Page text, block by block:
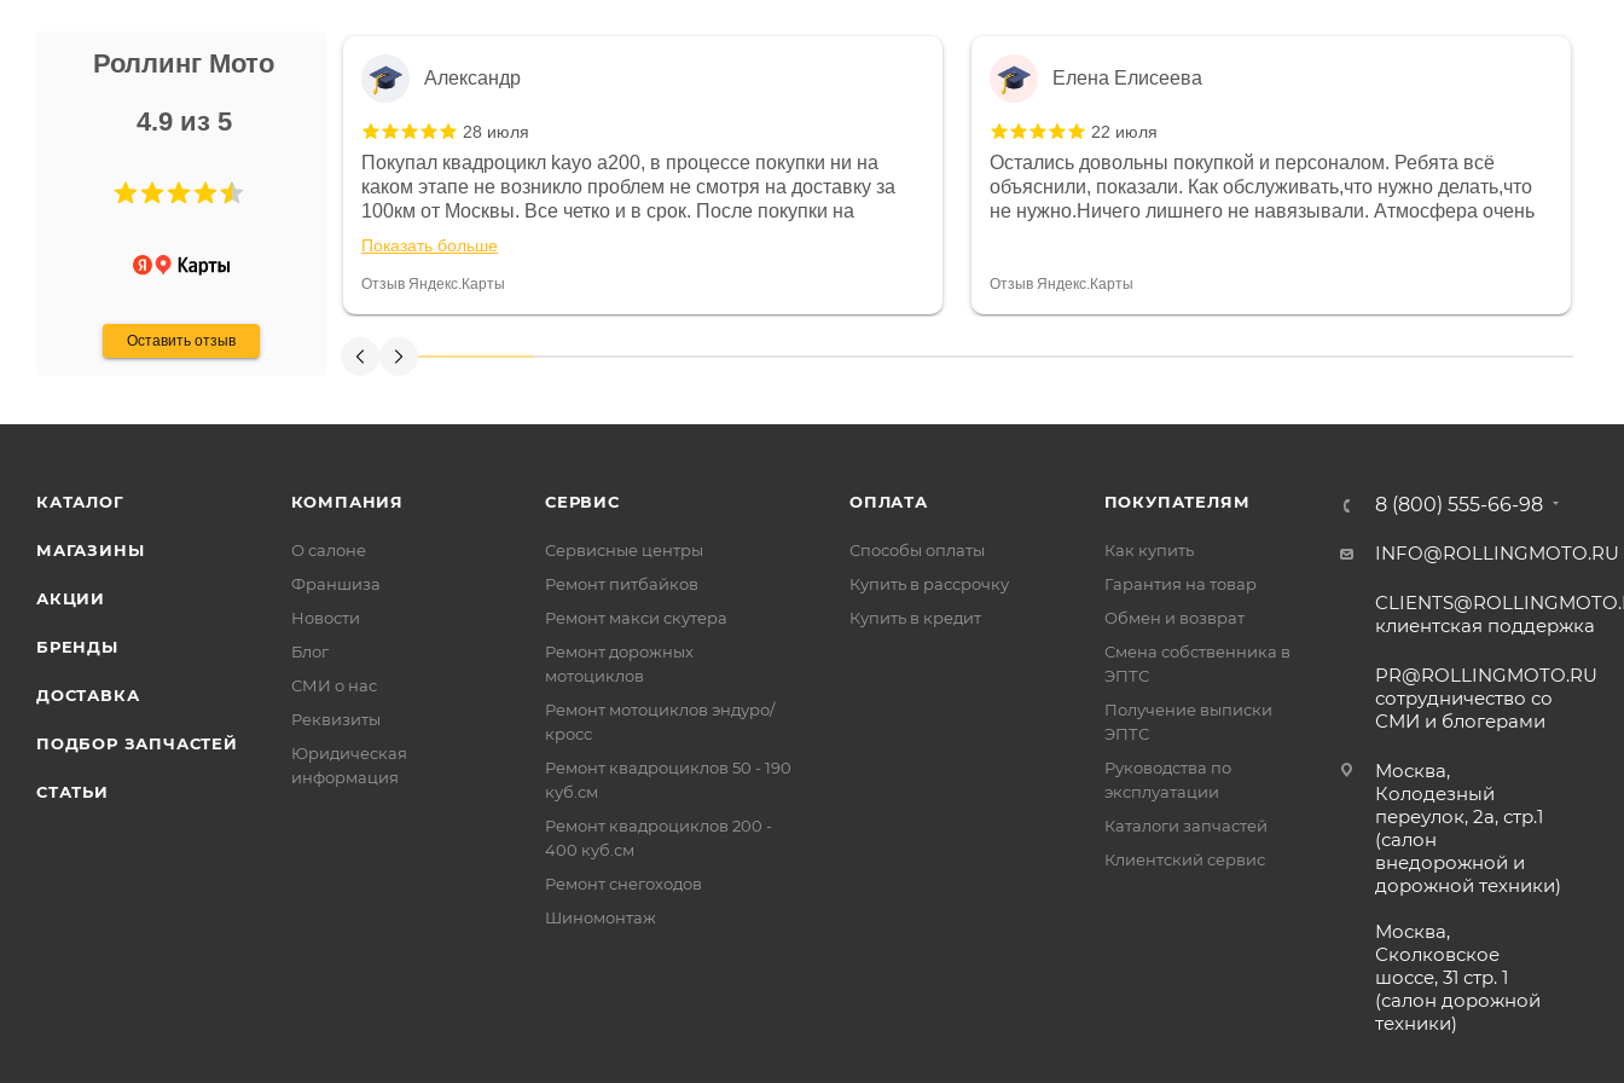
Роллинг Мото
4.9 из 5
Оставить отзыв
Не понравились условия
и дают только на год)
Александр
28 июля
Покупал квадроцикл kayo a200, в процессе покупки ни на
каком этапе не возникло проблем не смотря на доставку за
100км от Москвы. Все четко и в срок. После покупки на
спидометре всегда был 0, при этом представители магазина
постоянно были на связи и в итоге проблема была решена.
Считаю, что это говорит о небезразличии к клиенту после
Показать больше
Отзыв Яндекс.Карты
Елена Елисеева
22 июля
Остались довольны покупкой и персоналом. Ребята всё
объяснили, показали. Как обслуживать,что нужно делать,что
не нужно.Ничего лишнего не навязывали. Атмосфера очень
огромное спасибо Дмитрию, за клиентоориентированность и
Отзыв Яндекс.Карты
КАТАЛОГ
МАГАЗИНЫ
АКЦИИ
БРЕНДЫ
ДОСТАВКА
ПОДБОР ЗАПЧАСТЕЙ
СТАТЬИ
КОМПАНИЯ
О салоне
Франшиза
Новости
Блог
СМИ о нас
Реквизиты
Юридическая
информация
СЕРВИС
Сервисные центры
Ремонт питбайков
Ремонт макси скутера
Ремонт дорожных
мотоциклов
Ремонт мотоциклов эндуро/
кросс
Ремонт квадроциклов 50 - 190
куб.см
Ремонт квадроциклов 200 -
400 куб.см
Ремонт снегоходов
Шиномонтаж
ОПЛАТА
Способы оплаты
Купить в рассрочку
Купить в кредит
ПОКУПАТЕЛЯМ
Как купить
Гарантия на товар
Обмен и возврат
Смена собственника в
ЭПТС
Получение выписки
ЭПТС
Руководства по
эксплуатации
Каталоги запчастей
Клиентский сервис
8 (800) 555-66-98
INFO@ROLLINGMOTO.RU
клиентская поддержка
PR@ROLLINGMOTO.RU
сотрудничество со
СМИ и блогерами
Москва,
Колодезный
переулок, 2а, стр.1
(салон
внедорожной и
дорожной техники)
Москва,
Сколковское
шоссе, 31 стр. 1
(салон дорожной
техники)